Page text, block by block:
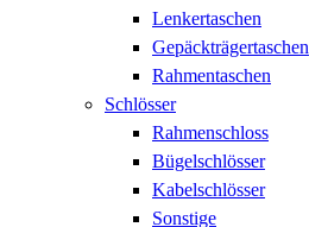
Lenkertaschen
Gepäckträgertaschen
Rahmentaschen
Schlösser
Rahmenschloss
Bügelschlösser
Kabelschlösser
Sonstige